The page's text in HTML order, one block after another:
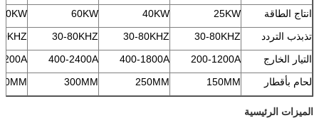
انتاج الطاقة 25KW
40KW
60KW
80KW
تذبذب التردد
30-80KHZ
30-80KHZ
30-80KHZ
التيار الخارج
200-1200A
400-1800A
400-2400A
لحام بأقطار
150MM
250MM
300MM
الميزات الرئيسية